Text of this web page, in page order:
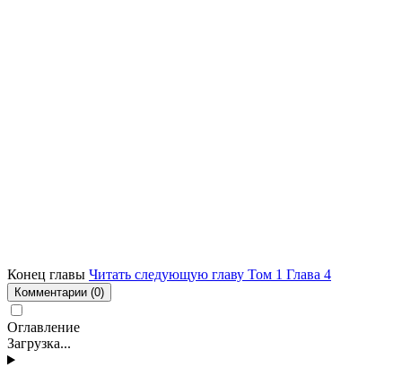
Конец главы Читать следующую главу Том 1 Глава 4
Комментарии (0)
Оглавление
Загрузка...